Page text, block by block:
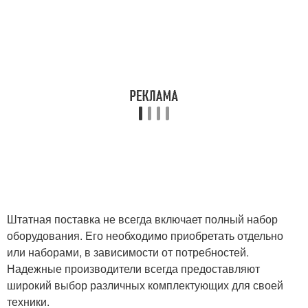
Штатная поставка не всегда включает полный набор
оборудования. Его необходимо приобретать отдельно
или наборами, в зависимости от потребностей.
Надежные производители всегда предоставляют
широкий выбор различных комплектующих для своей
техники.